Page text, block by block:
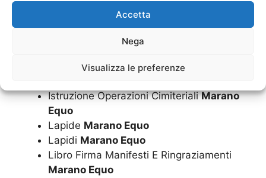
Accetta
Nega
Visualizza le preferenze
Imbalsamazioni Marano Equo
Impresa FunebreMarano Equo
Marano Equo
Istruzione Operazioni CimiterialiMarano
Equo
Lapide Marano Equo
Lapidi Marano Equo
Libro Firma Manifesti E Ringraziamenti
Marano Equo